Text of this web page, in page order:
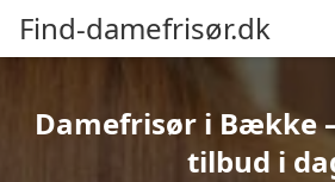
Find-damefrisør.dk
Damefrisør i Bække
tilbud i